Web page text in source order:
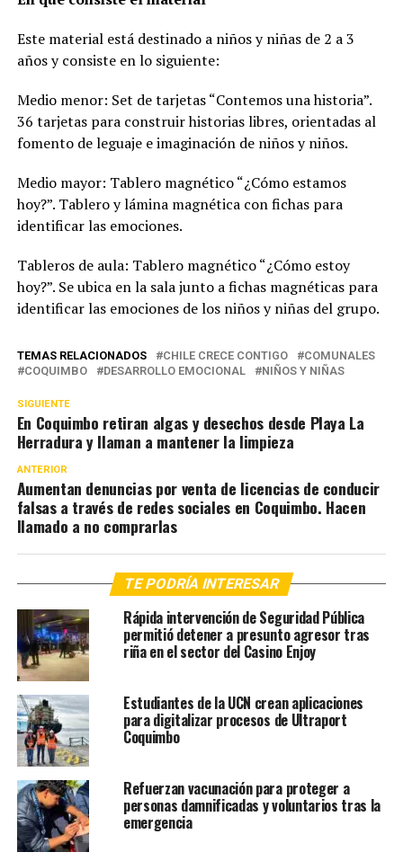
Este material está destinado a niños y niñas de 2 a 3
años y consiste en lo siguiente:
Medio menor: Set de tarjetas “Contemos una historia”.
36 tarjetas para construir historias libres, orientadas al
fomento de leguaje e imaginación de niños y niños.
Medio mayor: Tablero magnético “¿Cómo estamos
hoy?”. Tablero y lámina magnética con fichas para
identificar las emociones.
Tableros de aula: Tablero magnético “¿Cómo estoy
hoy?”. Se ubica en la sala junto a fichas magnéticas para
identificar las emociones de los niños y niñas del grupo.
TEMAS RELACIONADOS CHILE CRECE CONTIGO
COMUNALES
COQUIMBO
DESARROLLO EMOCIONAL NIÑOS Y NIÑAS
SIGUIENTE
En Coquimbo retiran algas y desechos desde Playa La
Herradura y llaman a mantener la limpieza
ANTERIOR
Aumentan denuncias por venta de licencias de conducir
falsas a través de redes sociales en Coquimbo. Hacen
llamado a no comprarlas
TE PODRÍA INTERESAR
Rápida intervención de Seguridad Pública
permitió detener a presunto agresor tras
riña en el sector del Casino Enjoy
Estudiantes de la UCN crean aplicaciones
para digitalizar procesos de Ultraport
Coquimbo
Refuerzan vacunación para proteger a
personas damnificadas y voluntarios tras la
emergencia